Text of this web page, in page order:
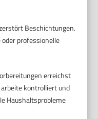
Beschichtungen.
professionelle
erreichst
kontrolliert und
Haushaltsprobleme